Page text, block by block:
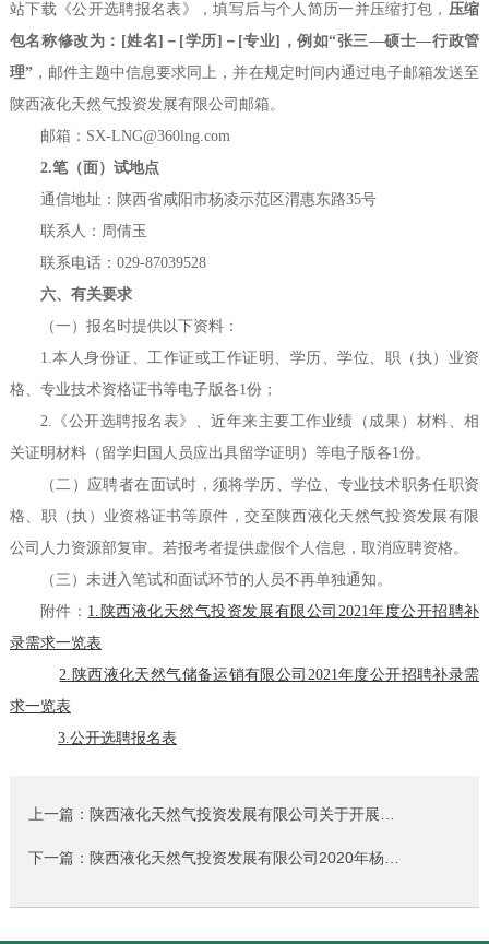
站下载《公开选聘报名表》，填写后与个人简历一并压缩打包， 压缩
包名称修改为：[姓名]－[学历]－[专业]，例如“张三—硕士—行政管
理” ，邮件主题中信息要求同上，并在规定时间内通过电子邮箱发送至
陕西液化天然气投资发展有限公司邮箱。
邮箱：SX-LNG@360lng.com
2.笔（面）试地点
通信地址：陕西省咸阳市杨凌示范区渭惠东路35号
联系人：周倩玉
联系电话：029-87039528
六、有关要求
（一）报名时提供以下资料：
1.本人身份证、工作证或工作证明、学历、学位、职（执）业资
格、专业技术资格证书等电子版各1份；
2.《公开选聘报名表》、近年来主要工作业绩（成果）材料、相
关证明材料（留学归国人员应出具留学证明）等电子版各1份。
（二）应聘者在面试时，须将学历、学位、专业技术职务任职资
格、职（执）业资格证书等原件，交至陕西液化天然气投资发展有限
公司人力资源部复审。若报考者提供虚假个人信息，取消应聘资格。
（三）未进入笔试和面试环节的人员不再单独通知。
附件： 1.陕西液化天然气投资发展有限公司2021年度公开招聘补
录需求一览表
2.陕西液化天然气储备运销有限公司2021年度公开招聘补录需
求一览表
3.公开选聘报名表
上一篇：陕西液化天然气投资发展有限公司关于开展…
下一篇：陕西液化天然气投资发展有限公司2020年杨…